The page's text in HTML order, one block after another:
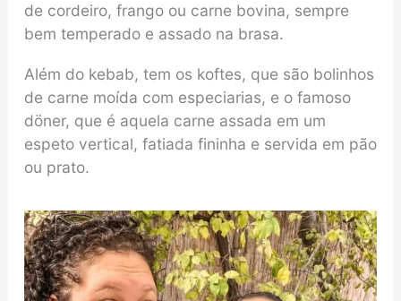
de cordeiro, frango ou carne bovina, sempre
bem temperado e assado na brasa.
Além do kebab, tem os koftes, que são bolinhos
de carne moída com especiarias, e o famoso
döner, que é aquela carne assada em um
espeto vertical, fatiada fininha e servida em pão
ou prato.